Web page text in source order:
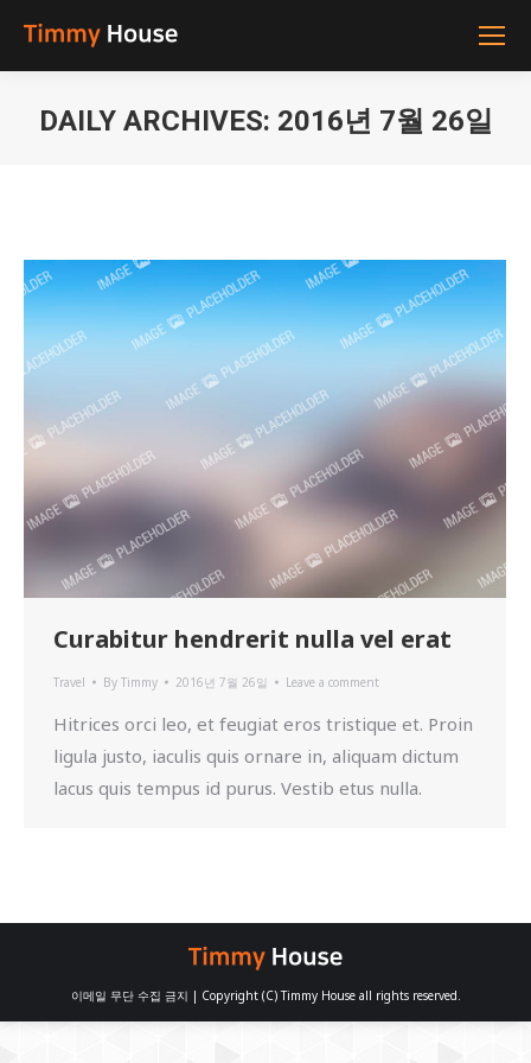
DAILY ARCHIVES: 2016년 7월 26일
Curabitur hendrerit nulla vel erat
Travel By Timmy 2016년 7월 26일 Leave a comment
Hitrices orci leo, et feugiat eros tristique et. Proin
ligula justo, iaculis quis ornare in, aliquam dictum
lacus quis tempus id purus. Vestib etus nulla.
이메일 무단 수집 금지 | Copyright (C) Timmy House all rights reserved.